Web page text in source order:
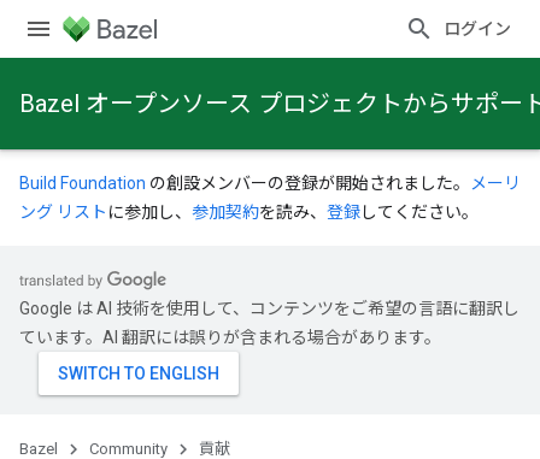
ログイン
Bazel オープンソース プロジェクトからサポー
Build Foundation の創設メンバーの登録が開始されました。
メーリ
ング リスト に参加し、 参加契約を読み、 登録してください。
Google は AI 技術を使用して、コンテンツをご希望の言語に翻訳し
ています。AI 翻訳には誤りが含まれる場合があります。
Bazel Community 貢献